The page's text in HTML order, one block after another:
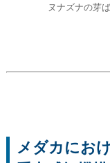
ヌナズナの芽
メダカにお